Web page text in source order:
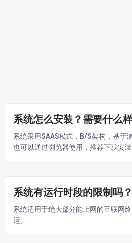
系统怎么安装？需要什么
系统采用SAAS模式，B/S架构，基于
也可以通过浏览器使用，推荐下载安装
系统有运行时段的限制吗
系统适用于绝大部分能上网的互联网
运。